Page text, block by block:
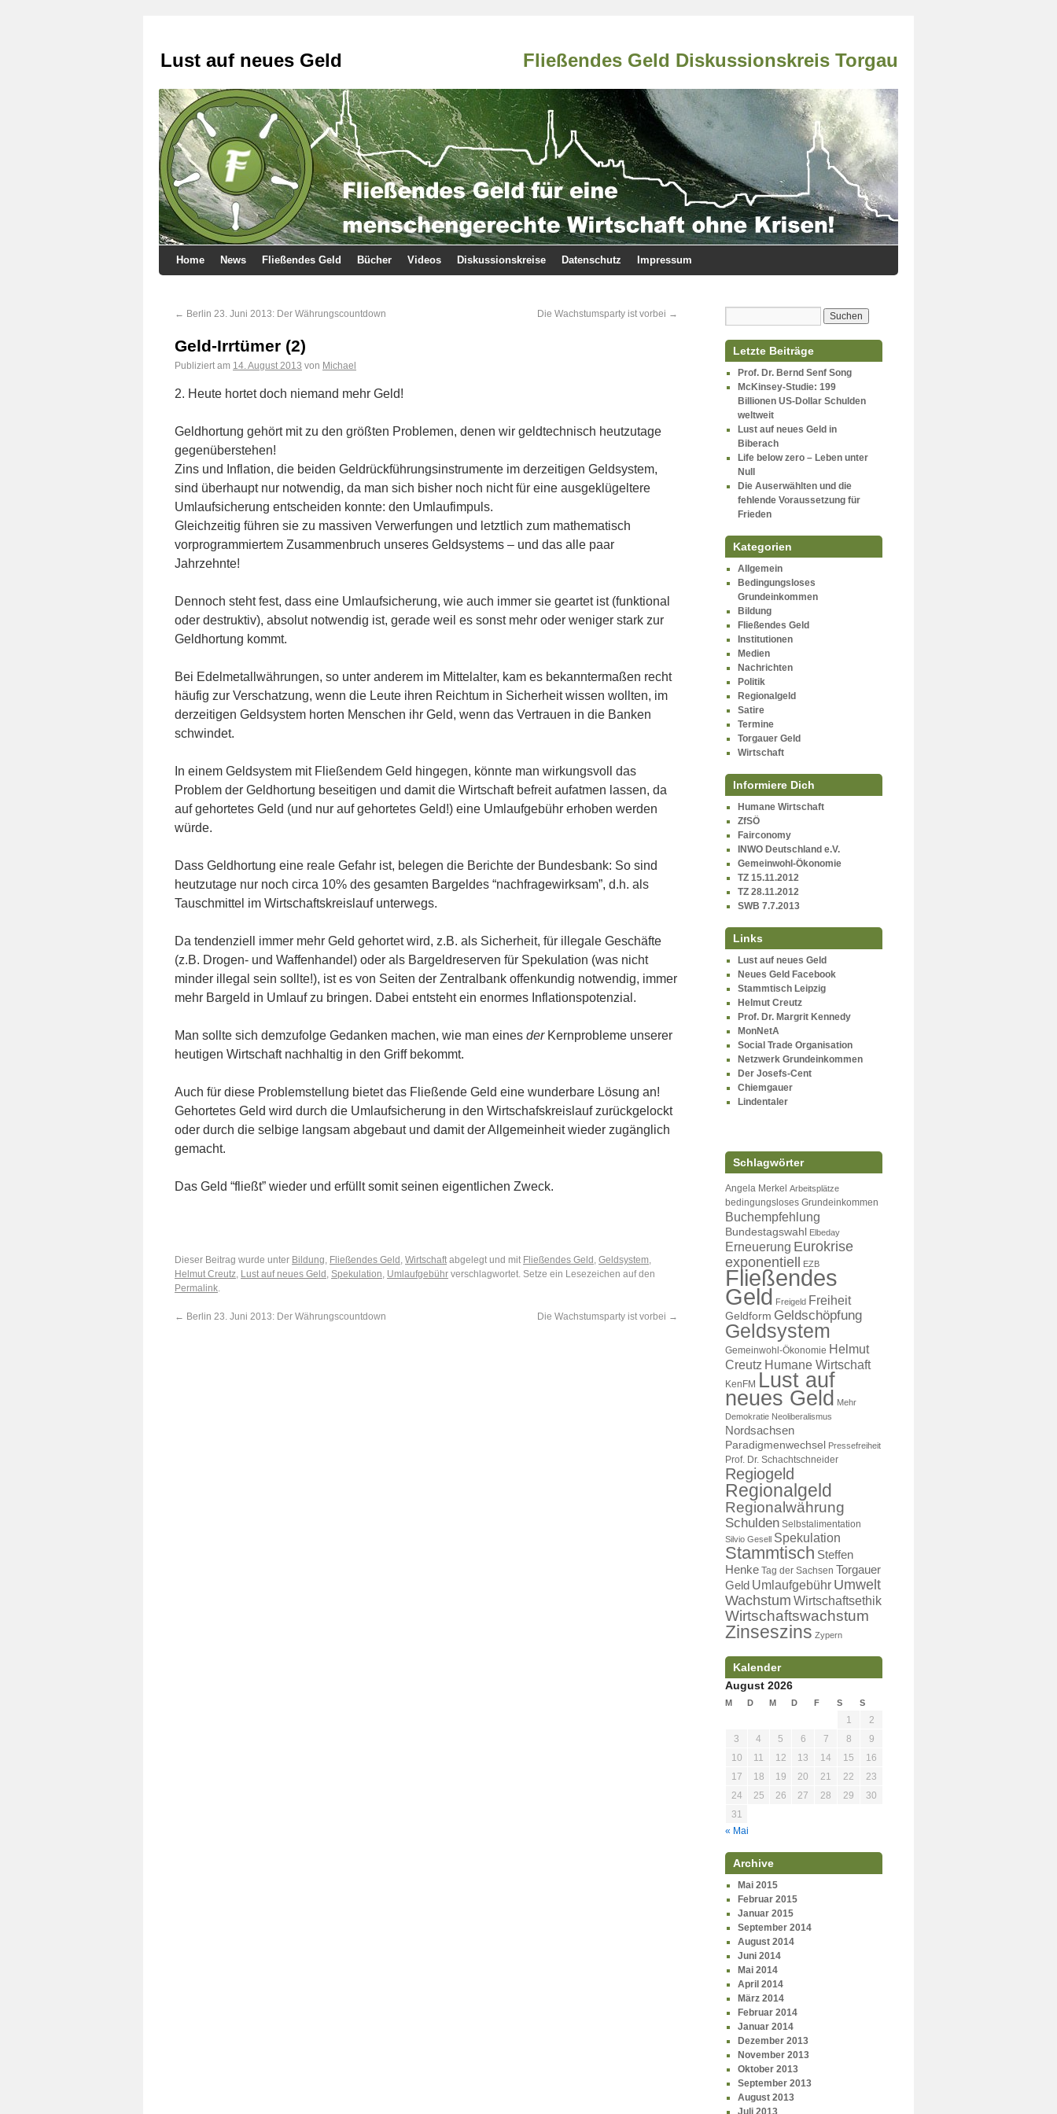
Lust auf neues Geld Fließendes Geld Diskussionskreis Torgau
Home News Fließendes Geld Bücher Videos Diskussionskreise Datenschutz Impressum
← Berlin 23. Juni 2013: Der Währungscountdown Die Wachstumsparty ist vorbei →
Geld-Irrtümer (2)
Publiziert am 14. August 2013 von Michael
2. Heute hortet doch niemand mehr Geld!
Geldhortung gehört mit zu den größten Problemen, denen wir geldtechnisch heutzutage
gegenüberstehen!
Zins und Inflation, die beiden Geldrückführungsinstrumente im derzeitigen Geldsystem,
sind überhaupt nur notwendig, da man sich bisher noch nicht für eine ausgeklügeltere
Umlaufsicherung entscheiden konnte: den Umlaufimpuls.
Gleichzeitig führen sie zu massiven Verwerfungen und letztlich zum mathematisch
vorprogrammiertem Zusammenbruch unseres Geldsystems – und das alle paar
Jahrzehnte!
Dennoch steht fest, dass eine Umlaufsicherung, wie auch immer sie geartet ist (funktional
oder destruktiv), absolut notwendig ist, gerade weil es sonst mehr oder weniger stark zur
Geldhortung kommt.
Bei Edelmetallwährungen, so unter anderem im Mittelalter, kam es bekanntermaßen recht
häufig zur Verschatzung, wenn die Leute ihren Reichtum in Sicherheit wissen wollten, im
derzeitigen Geldsystem horten Menschen ihr Geld, wenn das Vertrauen in die Banken
schwindet.
In einem Geldsystem mit Fließendem Geld hingegen, könnte man wirkungsvoll das
Problem der Geldhortung beseitigen und damit die Wirtschaft befreit aufatmen lassen, da
auf gehortetes Geld (und nur auf gehortetes Geld!) eine Umlaufgebühr erhoben werden
würde.
Dass Geldhortung eine reale Gefahr ist, belegen die Berichte der Bundesbank: So sind
heutzutage nur noch circa 10% des gesamten Bargeldes “nachfragewirksam”, d.h. als
Tauschmittel im Wirtschaftskreislauf unterwegs.
Da tendenziell immer mehr Geld gehortet wird, z.B. als Sicherheit, für illegale Geschäfte
(z.B. Drogen- und Waffenhandel) oder als Bargeldreserven für Spekulation (was nicht
minder illegal sein sollte!), ist es von Seiten der Zentralbank offenkundig notwendig, immer
mehr Bargeld in Umlauf zu bringen. Dabei entsteht ein enormes Inflationspotenzial.
Man sollte sich demzufolge Gedanken machen, wie man eines derKernprobleme unserer
heutigen Wirtschaft nachhaltig in den Griff bekommt.
Auch für diese Problemstellung bietet das Fließende Geld eine wunderbare Lösung an!
Gehortetes Geld wird durch die Umlaufsicherung in den Wirtschafskreislauf zurückgelockt
oder durch die selbige langsam abgebaut und damit der Allgemeinheit wieder zugänglich
gemacht.
Das Geld “fließt” wieder und erfüllt somit seinen eigentlichen Zweck.
Dieser Beitrag wurde unter Bildung, Fließendes Geld , Wirtschaft abgelegt und mit Fließendes Geld , Geldsystem,
Helmut Creutz, Lust auf neues Geld , Spekulation, Umlaufgebühr verschlagwortet. Setze ein Lesezeichen auf den
Permalink.
← Berlin 23. Juni 2013: Der Währungscountdown Die Wachstumsparty ist vorbei →
Letzte Beiträge
Prof. Dr. Bernd Senf Song
McKinsey-Studie: 199
Billionen US-Dollar Schulden
weltweit
Lust auf neues Geld in
Biberach
Life below zero – Leben unter
Null
Die Auserwählten und die
fehlende Voraussetzung für
Frieden
Kategorien
Allgemein
Bedingungsloses
Grundeinkommen
Bildung
Fließendes Geld
Institutionen
Medien
Nachrichten
Politik
Regionalgeld
Satire
Termine
Torgauer Geld
Wirtschaft
Informiere Dich
Humane Wirtschaft
ZfSÖ
Fairconomy
INWO Deutschland e.V.
Gemeinwohl-Ökonomie
TZ 15.11.2012
TZ 28.11.2012
SWB 7.7.2013
Links
Lust auf neues Geld
Neues Geld Facebook
Stammtisch Leipzig
Helmut Creutz
Prof. Dr. Margrit Kennedy
MonNetA
Social Trade Organisation
Netzwerk Grundeinkommen
Der Josefs-Cent
Chiemgauer
Lindentaler
Schlagwörter
Angela Merkel Arbeitsplätze
bedingungsloses Grundeinkommen
Buchempfehlung
Bundestagswahl Elbeday
Erneuerung Eurokrise
exponentiell
EZB
Fließendes
Geld Freigeld Freiheit
Geldform Geldschöpfung
Geldsystem
Gemeinwohl-Ökonomie Helmut
Creutz Humane Wirtschaft
KenFM Lust auf
neues Geld
Mehr
Demokratie Neoliberalismus
Nordsachsen
Paradigmenwechsel Pressefreiheit
Prof. Dr. Schachtschneider
Regiogeld
Regionalgeld
Regionalwährung
Schulden Selbstalimentation
Silvio Gesell Spekulation
Stammtisch Steffen
Henke Tag der Sachsen Torgauer
Geld Umlaufgebühr Umwelt
Wachstum Wirtschaftsethik
Wirtschaftswachstum
Zinseszins Zypern
Kalender
August 2026
M D M D F S S
« Mai
1
2
3
4 5 6 7 8
9
10
11 12 13 14 15
16
17
18 19 20 21 22
23
24
25 26 27 28 29
30
31
Archive
Mai 2015
Februar 2015
Januar 2015
September 2014
August 2014
Juni 2014
Mai 2014
April 2014
März 2014
Februar 2014
Januar 2014
Dezember 2013
November 2013
Oktober 2013
September 2013
August 2013
Juli 2013